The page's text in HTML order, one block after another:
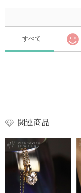
すべて
関連商品